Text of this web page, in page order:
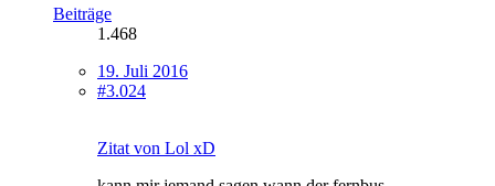
Beiträge
1.468
19. Juli 2016
#3.024
Zitat von Lol xD